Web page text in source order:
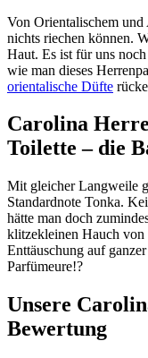
Von Orientalischem
nichts riechen können.
Haut. Es ist für uns
wie man dieses
orientalische Düfte
Carolina
Toilette – die
Mit gleicher Langweile
Standardnote Tonka.
hätte man doch
klitzekleinen Hauch
Enttäuschung auf
Parfümeure!?
Unsere
Bewertung